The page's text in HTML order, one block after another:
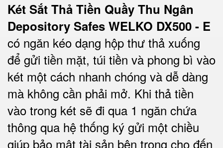
Két Sắt Thả Tiền Quầy Thu Ngân
Depository Safes WELKO DX500 - E
có ngăn kéo dạng hộp thư thả xuống
để gửi tiền mặt, túi tiền và phong bì vào
két một cách nhanh chóng và dễ dàng
mà không cần phải mở. Khi thả tiền
vào trong két sẽ đi qua 1 ngăn chứa
thông qua hệ thống ký gửi một chiều
giúp bảo mật tài sản bên trong cho đến